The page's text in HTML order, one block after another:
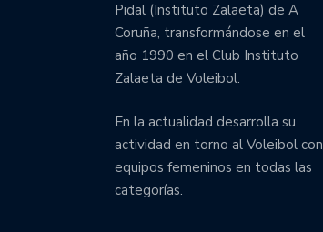
Pidal (Instituto Zalaeta) de A
Coruña, transformándose en el
año 1990 en el Club Instituto
Zalaeta de Voleibol.
En la actualidad desarrolla su
actividad en torno al Voleibol con
equipos femeninos en todas las
categorías.